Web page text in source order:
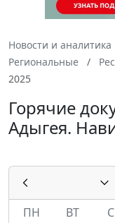
Новости и аналитика
Региональные
2025
Горячие
Адыгея.
ПН
ВТ